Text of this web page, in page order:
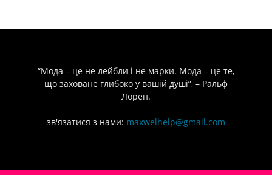
“Мода – це не лейбли і не марки. Мода – це те,
що заховане глибоко у вашій душі”, – Ральф
Лорен.
зв'язатися з нами: maxwelhelp@gmail.com